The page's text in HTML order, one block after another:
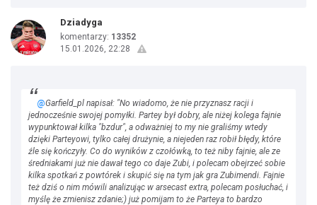
Dziadyga
komentarzy: 13352
15.01.2026, 22:28
@Garfield_pl napisał: "No wiadomo, że nie przyznasz racji i
jednocześnie swojej pomyłki. Partey był dobry, ale niżej kolega fajnie
wypunktował kilka "bzdur", a odważniej to my nie graliśmy wtedy
dzięki Parteyowi, tylko całej drużynie, a niejeden raz robił błędy, które
źle się kończyły. Co do wyników z czołówką, to też niby fajnie, ale ze
średniakami już nie dawał tego co daje Zubi, i polecam obejrzeć sobie
kilka spotkań z powtórek i skupić się na tym jak gra Zubimendi. Fajnie
też dziś o nim mówili analizując w arsecast extra, polecam posłuchać, i
myślę że zmienisz zdanie;) już pomijam to że Parteya to bardzo